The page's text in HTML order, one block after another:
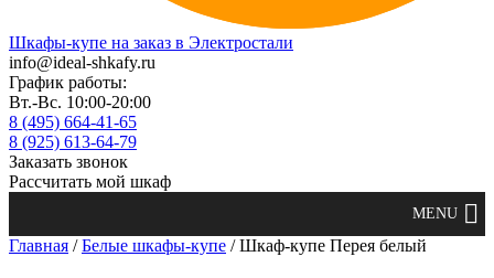
Шкафы-купе на заказ в Электростали
info@ideal-shkafy.ru
График работы:
Вт.-Вс. 10:00-20:00
8 (495) 664-41-65
8 (925) 613-64-79
Заказать звонок
Рассчитать мой шкаф
Главная /Белые шкафы-купе / Шкаф-купе Перея белый